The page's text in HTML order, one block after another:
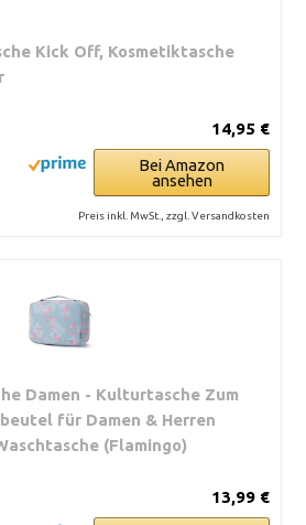
Kick Off, Kosmetiktasche
14,95 €
Bei Amazon
ansehen
Preis inkl. MwSt., zzgl. Versandkosten
Damen - Kulturtasche Zum
für Damen & Herren
(Flamingo)
13,99 €